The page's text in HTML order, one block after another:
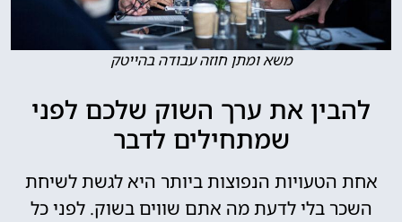
משא ומתן חוזה עבודה בהייטק
להבין את ערך השוק שלכם לפני
שמתחילים לדבר
אחת הטעויות הנפוצות ביותר היא לגשת לשיחת
השכר בלי לדעת מה אתם שווים בשוק. לפני כל